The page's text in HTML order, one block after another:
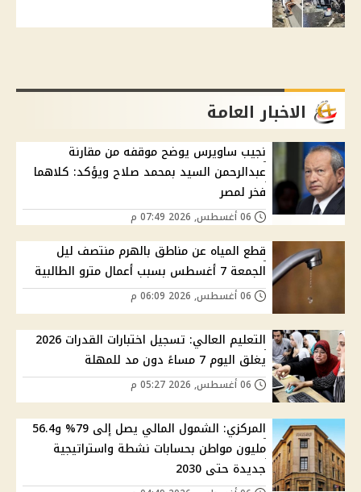
الاخبار العامة
نجيب ساويرس يوضح موقفه من مقارنة
عبدالرحمن السيد بمحمد صلاح ويؤكد: كلاهما
فخر لمصر
قطع المياه عن مناطق بالهرم منتصف ليل
الجمعة 7 أغسطس بسبب أعمال مترو الطالبية
التعليم العالي: تسجيل اختبارات القدرات 2026
يغلق اليوم 7 مساءً دون مد للمهلة
المركزي: الشمول المالي يصل إلى 79% و56.4
مليون مواطن بحسابات نشطة واستراتيجية
جديدة حتى 2030